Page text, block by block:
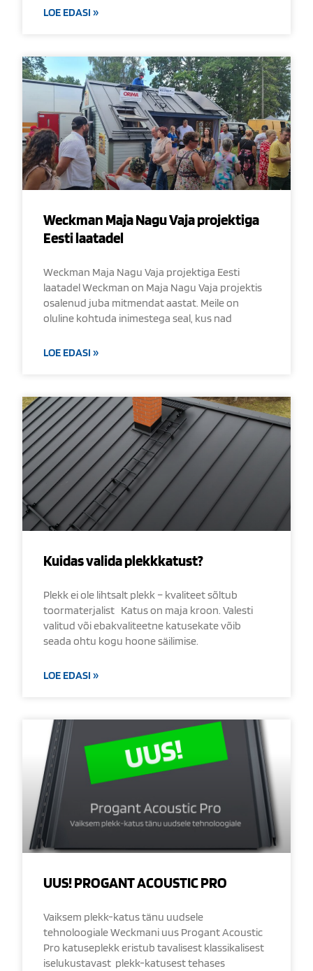
LOE EDASI »
Weckman Maja Nagu Vaja projektiga
Eesti laatadel
Weckman Maja Nagu Vaja projektiga Eesti
laatadel Weckman on Maja Nagu Vaja projektis
osalenud juba mitmendat aastat. Meile on
oluline kohtuda inimestega seal, kus nad
LOE EDASI »
Kuidas valida plekkkatust?
Plekk ei ole lihtsalt plekk – kvaliteet sõltub
toormaterjalist Katus on maja kroon. Valesti
valitud või ebakvaliteetne katusekate võib
seada ohtu kogu hoone säilimise.
LOE EDASI »
UUS! PROGANT ACOUSTIC PRO
Vaiksem plekk-katus tänu uudsele
tehnoloogiale Weckmani uus Progant Acoustic
Pro katuseplekk eristub tavalisest klassikalisest
iselukustavast plekk-katusest tehases